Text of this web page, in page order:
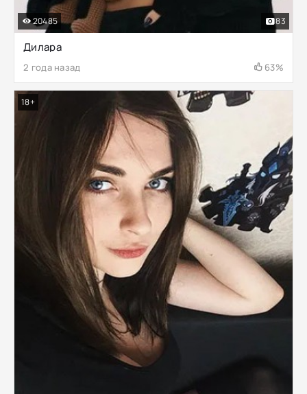
Дилара
2 года назад 63%
20485 83
18+